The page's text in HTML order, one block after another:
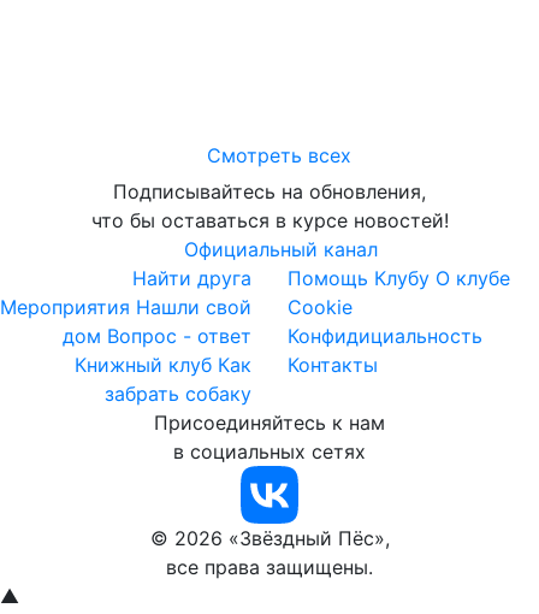
Смотреть всех
Подписывайтесь на обновления,
что бы оставаться в курсе новостей!
Официальный канал
Найти друга
Мероприятия Нашли свой
дом Вопрос - ответ
Книжный клуб Как
забрать собаку
Помощь Клубу О клубе
Cookie
Конфидициальность
Контакты
Присоединяйтесь к нам
в социальных сетях
© 2026 «Звёздный Пёс»,
все права защищены.
▲